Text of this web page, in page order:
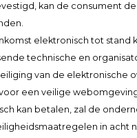
kan de consument de
elektronisch tot stand
technische en
van de elektronische
een veilige
kan betalen, zal de
in acht